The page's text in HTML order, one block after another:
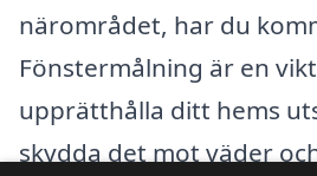
närområdet, har du
Fönstermålning är en
upprätthålla ditt hems
skydda det mot väder